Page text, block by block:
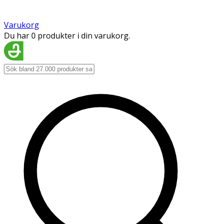
Varukorg
Du har 0 produkter i din varukorg.